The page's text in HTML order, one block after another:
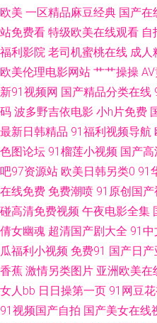
双飞片 69性爱小视频 无码第6页 亚
www91牛cw 亚洲色www 超碰免费
久草福利1 户外露出视频在线观看
综合网站 91福利社视频国产精品 91
av 欧美人妖 91偷拍网 久久最新视
午夜久草资源站 传媒卡一卡二传媒
豆精品无码 91国产视频在线播放 国
精江编 92视频免费福利视频 欧美第
欧美 一区精品麻豆经典 国产在
站免费看 特级欧美在线观看 自
福利影院 老司机蜜桃在线 成人
欧美伦理电影网站 艹艹操操
新91视频网 国产精品分类在线
码 波多野吉依电影 小h片免费
最新日韩精品 91福利视频导航
色图论坛 91榴莲小视频 国产
吧97资源站 欧美日韩另类0 91
在线免费 免费潮喷 91原创国产
碰高清免费视频 午夜电影全集
倩女幽魂 超清国产剧大全 91
瓜福利小视频 免费91 国产日
香蕉 激情另类图片 亚洲欧美在
女人bb 日日操第一页 91网豆
91视频国产自拍 国产美女在线